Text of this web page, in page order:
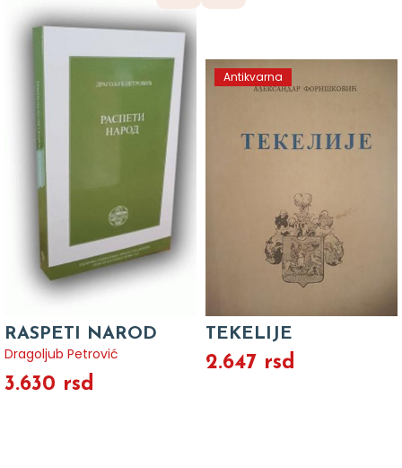
RASPETI NAROD
Dragoljub Petrović
3.630 rsd
Antikvarna
TEKELIJE
2.647 rsd